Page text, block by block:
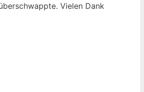
Vielen Dank